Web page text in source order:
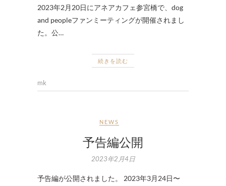
2023年2月20日にアネアカフェ参宮橋で、dog
and peopleファンミーティングが開催されまし
た。公…
続きを読む
mk
NEWS
予告編公開
2023年2月4日
予告編が公開されました。 2023年3月24日〜